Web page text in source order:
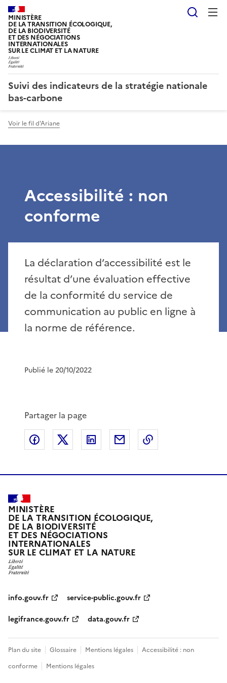
MINISTÈRE
DE LA TRANSITION ÉCOLOGIQUE,
DE LA BIODIVERSITÉ
ET DES NÉGOCIATIONS
INTERNATIONALES
SUR LE CLIMAT ET LA NATURE
Suivi des indicateurs de la stratégie nationale
bas-carbone
Voir le fil d'Ariane
Accessibilité : non
conforme
La déclaration d’accessibilité est le
résultat d’une évaluation effective
de la conformité du service de
communication au public en ligne à
la norme de référence.
Publié le 20/10/2022
Partager la page
Partager sur Facebook
Partager sur XPartager sur LinkedIn
Partager par email
MINISTÈRE
DE LA TRANSITION ÉCOLOGIQUE,
DE LA BIODIVERSITÉ
ET DES NÉGOCIATIONS
INTERNATIONALES
SUR LE CLIMAT ET LA NATURE
info.gouv.fr
service-public.gouv.fr
legifrance.gouv.fr
data.gouv.fr
Plan du site Glossaire Mentions légales
Accessibilité : non
conforme
Mentions légales